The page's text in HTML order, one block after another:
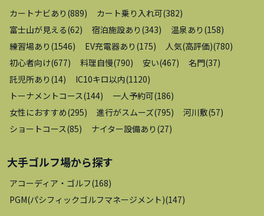
カートナビあり (889) カート乗り入れ可(382)
富士山が見える(62) 宿泊施設あり (343) 温泉あり (158)
練習場あり (1546) EV充電器あり (175) 人気(高評価)(780)
初心者向け(677) 料理自慢(790) 安い(467) 名門(37)
託児所あり (14) IC10キロ以内(1120)
トーナメントコース(144) 一人予約可(186)
女性におすすめ(295) 進行がスムーズ(795) 河川敷(57)
ショートコース(85) ナイター設備あり (27)
大手ゴルフ場から探す
アコーディア・ゴルフ(168)
PGM(パシフィックゴルフマネージメント)(147)